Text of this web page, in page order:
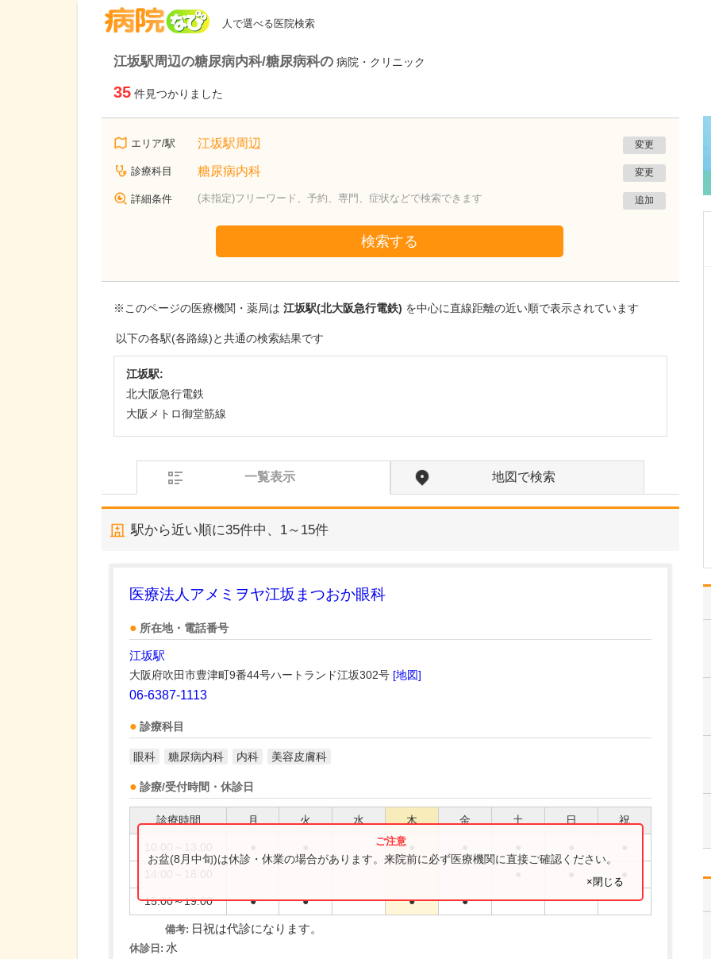
人で選べる医院検索
江坂駅周辺の糖尿病内科/糖尿病科の 病院・クリニック
35 件見つかりました
エリア/駅 江坂駅周辺 変更
診療科目 糖尿病内科 変更
詳細条件 (未指定)フリーワード、予約、専門、症状などで検索できます 追加
検索する
※このページの医療機関・薬局は 江坂駅(北大阪急行電鉄) を中心に直線距離の近い順で表示されています
以下の各駅(各路線)と共通の検索結果です
江坂駅:
北大阪急行電鉄
大阪メトロ御堂筋線
一覧表示 地図で検索
駅から近い順に35件中、 1～15件
医療法人アメミヲヤ江坂まつおか眼科
所在地・電話番号
江坂駅
大阪府吹田市豊津町9番44号ハートランド江坂302号 [地図]
06-6387-1113
診療科目
眼科 糖尿病内科 内科 美容皮膚科
診療/受付時間・休診日
診療時間 月 火 水 木 金 土 日 祝
15:00～19:00 ● ● ● ●
お盆(8月中旬)は休診・休業の場合があります。来院前に必ず医療機関に直接ご確認ください。
×閉じる
備考: 日祝は代診になります。
休診日: 水
大阪府吹田市
千里北在宅クリニック
か?
や間質性肺炎の末期で大
学病院や基幹病院での治
要とされる患者さんも多